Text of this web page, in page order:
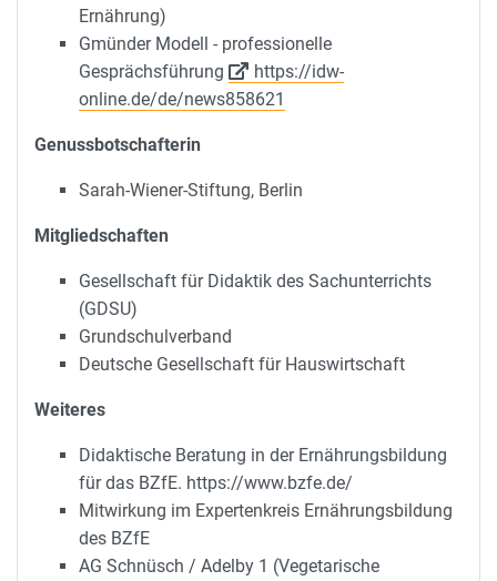
Ernährung)
Gmünder Modell - professionelle
Gesprächsführung
https://idw-
online.de/de/news858621
Genussbotschafterin
Sarah-Wiener-Stiftung, Berlin
Mitgliedschaften
Gesellschaft für Didaktik des Sachunterrichts
(GDSU)
Grundschulverband
Deutsche Gesellschaft für Hauswirtschaft
Weiteres
Didaktische Beratung in der Ernährungsbildung
für das BZfE. https://www.bzfe.de/
Mitwirkung im Expertenkreis Ernährungsbildung
des BZfE
AG Schnüsch / Adelby 1 (Vegetarische